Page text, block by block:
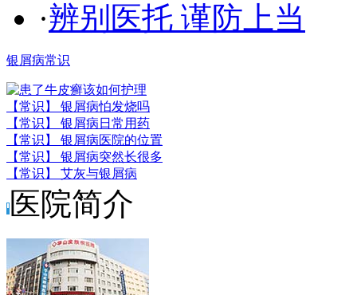
·辨别医托 谨防上当
银屑病常识
【常识】 银屑病怕发烧吗
【常识】 银屑病日常用药
【常识】 银屑病医院的位置
【常识】 银屑病突然长很多
【常识】 艾灰与银屑病
医院简介